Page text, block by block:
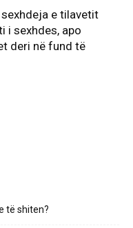
e tilavetit
i sexhdes, apo
deri në fund të
të shiten?